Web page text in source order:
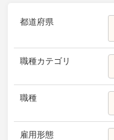
都道府県
職種カテゴリ
職種
雇用形態